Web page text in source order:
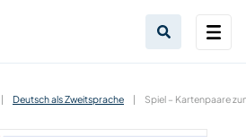
| Deutsch als Zweitsprache | Spiel – Kartenpaare